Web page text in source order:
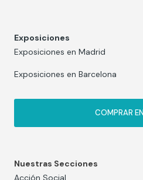
Exposiciones
Exposiciones en Madrid
Exposiciones en Barcelona
COMPRAR
Nuestras Secciones
Acción Social